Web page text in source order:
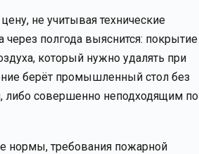
не учитывая технические
полгода выяснится: покрытие
который нужно удалять при
берёт промышленный стол без
либо совершенно неподходящим по
нормы, требования пожарной